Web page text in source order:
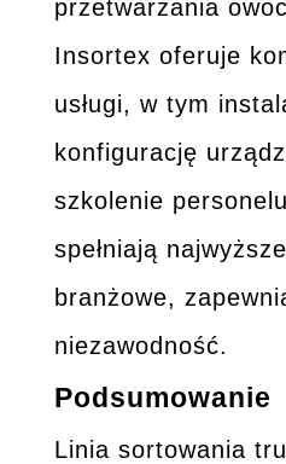
przetwarzania
Insortex oferuje
usługi, w tym
konfigurację
szkolenie
spełniają
branżowe,
niezawodność.
Podsumowanie
Linia sortowania